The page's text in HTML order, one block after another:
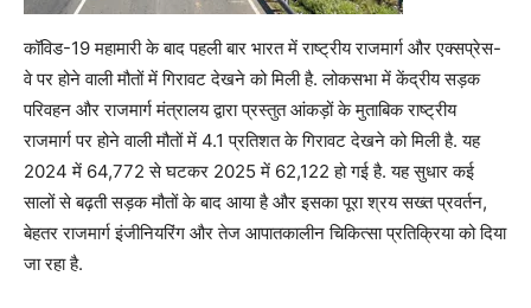
कॉविड-19 महामारी के बाद पहली बार भारत में राष्ट्रीय राजमार्ग और एक्सप्रेस-
वे पर होने वाली मौतों में गिरावट देखने को मिली है. लोकसभा में केंद्रीय सड़क
परिवहन और राजमार्ग मंत्रालय द्वारा प्रस्तुत आंकड़ों के मुताबिक राष्ट्रीय
राजमार्ग पर होने वाली मौतों में 4.1 प्रतिशत के गिरावट देखने को मिली है. यह
2024 में 64,772 से घटकर 2025 में 62,122 हो गई है. यह सुधार कई
सालों से बढ़ती सड़क मौतों के बाद आया है और इसका पूरा श्रय सख्त प्रवर्तन,
बेहतर राजमार्ग इंजीनियरिंग और तेज आपातकालीन चिकित्सा प्रतिक्रिया को दिया
जा रहा है.